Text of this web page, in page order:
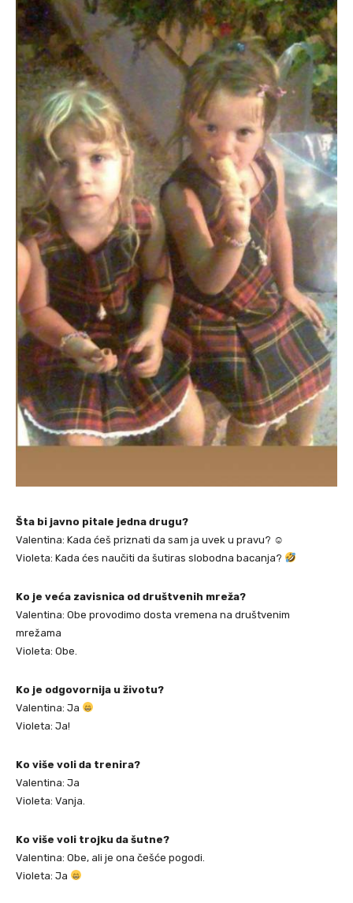
Šta bi javno pitale jedna drugu?
Valentina: Kada ćeš priznati da sam ja uvek u pravu? ☺
Violeta: Kada ćes naučiti da šutiras slobodna bacanja?
Ko je veća zavisnica od društvenih mreža?
Valentina: Obe provodimo dosta vremena na društvenim
mrežama
Violeta: Obe.
Ko je odgovornija u životu?
Valentina: Ja
Violeta: Ja!
Ko više voli da trenira?
Valentina: Ja
Violeta: Vanja.
Ko više voli trojku da šutne?
Valentina: Obe, ali je ona češće pogodi.
Violeta: Ja